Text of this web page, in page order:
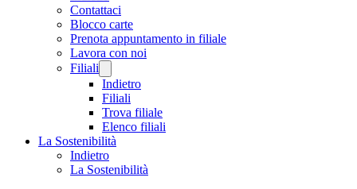
Contattaci
Blocco carte
Prenota appuntamento in filiale
Lavora con noi
Filiali
Indietro
Filiali
Trova filiale
Elenco filiali
La Sostenibilità
Indietro
La Sostenibilità